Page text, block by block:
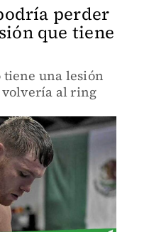
perder
que tiene
tiene una lesión
al ring